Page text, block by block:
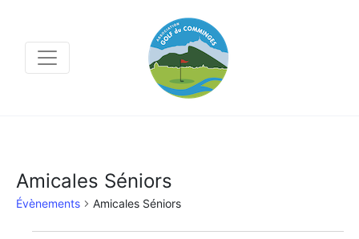
Amicales Séniors
Évènements Amicales Séniors